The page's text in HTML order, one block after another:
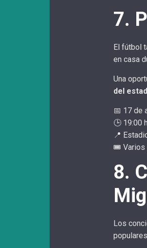
7.
El fútbol
en casa
Una
del
📅 17 de
🕒 19:00
📍
🎟️ Varios
8.
Los